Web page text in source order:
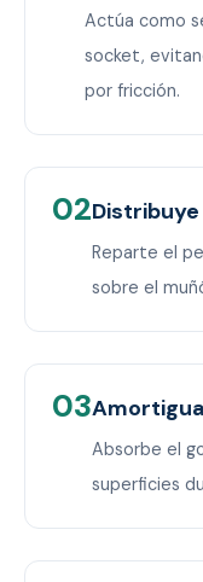
Actúa como
socket,
por fricción.
02
Reparte el
sobre el
03
Absorbe el
superficies